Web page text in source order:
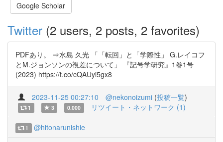
Google Scholar
Twitter (2 users, 2 posts, 2 favorites)
PDFあり。 ⇒水島 久光 「「転回」と「学際性」 G.レイコフ
とM.ジョンソンの視差について」 『記号学研究』1巻1号
(2023) https://t.co/cQAUyi5gx8
2023-11-25 00:27:10 @nekonoizumi (投稿一覧)
1 3 0.000 リツイート・ネットワーク (1)
1 @hitonarunishie